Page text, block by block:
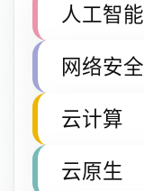
人工智能
网络安全
云计算
云原生